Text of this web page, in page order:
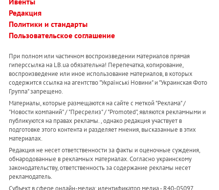
Редакция
Политики и стандарты
Пользовательское соглашение
При полном или частичном воспроизведении материалов прямая
гиперссылка на LB.ua обязательна! Перепечатка, копирование,
воспроизведение или иное использование материалов, в которых
содержится ссылка на агентство "Українськi Новини" и "Украинская Фото
Группа" запрещено.
Материалы, которые размещаются на сайте с меткой "Реклама" /
"Новости компаний" / "Пресрелиз" / "Promoted", являются рекламными и
публикуются на правах рекламы. , однако редакция участвует в
подготовке этого контента и разделяет мнения, высказанные в этих
материалах.
Редакция не несет ответственности за факты и оценочные суждения,
обнародованные в рекламных материалах. Согласно украинскому
законодательству, ответственность за содержание рекламы несет
рекламодатель.
Субъект в сфере онлайн-медиа; идентификатор медиа - R40-05097